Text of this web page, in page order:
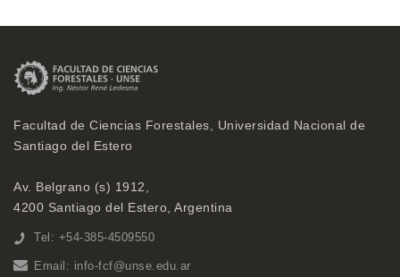
Facultad de Ciencias Forestales, Universidad Nacional de
Santiago del Estero
Av. Belgrano (s) 1912,
4200 Santiago del Estero, Argentina
Tel: +54-385-4509550
Email: info-fcf@unse.edu.ar